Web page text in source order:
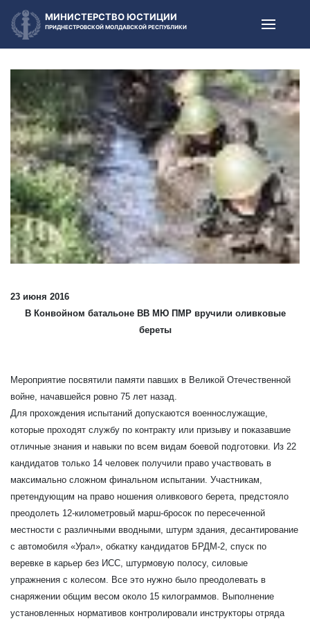
МИНИСТЕРСТВО ЮСТИЦИИ
ПРИДНЕСТРОВСКОЙ МОЛДАВСКОЙ РЕСПУБЛИКИ
23 июня 2016
В Конвойном батальоне ВВ МЮ ПМР вручили оливковые
береты
Мероприятие посвятили памяти павших в Великой Отечественной
войне, начавшейся ровно 75 лет назад.
Для прохождения испытаний допускаются военнослужащие,
которые проходят службу по контракту или призыву и показавшие
отличные знания и навыки по всем видам боевой подготовки. Из 22
кандидатов только 14 человек получили право участвовать в
максимально сложном финальном испытании. Участникам,
претендующим на право ношения оливкового берета, предстояло
преодолеть 12-километровый марш-бросок по пересеченной
местности с различными вводными, штурм здания, десантирование
с автомобиля «Урал», обкатку кандидатов БРДМ-2, спуск по
веревке в карьер без ИСС, штурмовую полосу, силовые
упражнения с колесом. Все это нужно было преодолевать в
снаряжении общим весом около 15 килограммов. Выполнение
установленных нормативов контролировали инструкторы отряда